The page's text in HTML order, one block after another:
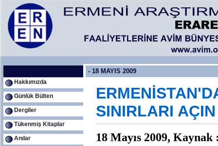
Hakkımızda
Günlük Bülten
Dergiler
Tükenmiş Kitaplar
Anılar
- 18 MAYIS 2009
SINIRLARI AÇIN
18 Mayıs 2009,